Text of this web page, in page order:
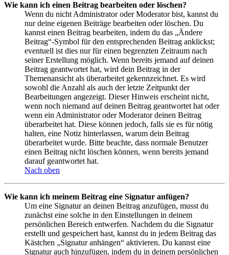
Wie kann ich einen Beitrag bearbeiten oder löschen?
Wenn du nicht Administrator oder Moderator bist, kannst du
nur deine eigenen Beiträge bearbeiten oder löschen. Du
kannst einen Beitrag bearbeiten, indem du das „Ändere
Beitrag“-Symbol für den entsprechenden Beitrag anklickst;
eventuell ist dies nur für einen begrenzten Zeitraum nach
seiner Erstellung möglich. Wenn bereits jemand auf deinen
Beitrag geantwortet hat, wird dein Beitrag in der
Themenansicht als überarbeitet gekennzeichnet. Es wird
sowohl die Anzahl als auch der letzte Zeitpunkt der
Bearbeitungen angezeigt. Dieser Hinweis erscheint nicht,
wenn noch niemand auf deinen Beitrag geantwortet hat oder
wenn ein Administrator oder Moderator deinen Beitrag
überarbeitet hat. Diese können jedoch, falls sie es für nötig
halten, eine Notiz hinterlassen, warum dein Beitrag
überarbeitet wurde. Bitte beachte, dass normale Benutzer
einen Beitrag nicht löschen können, wenn bereits jemand
darauf geantwortet hat.
Nach oben
Wie kann ich meinem Beitrag eine Signatur anfügen?
Um eine Signatur an deinen Beitrag anzufügen, musst du
zunächst eine solche in den Einstellungen in deinem
persönlichen Bereich entwerfen. Nachdem du die Signatur
erstellt und gespeichert hast, kannst du in jedem Beitrag das
Kästchen „Signatur anhängen“ aktivieren. Du kannst eine
Signatur auch hinzufügen, indem du in deinem persönlichen